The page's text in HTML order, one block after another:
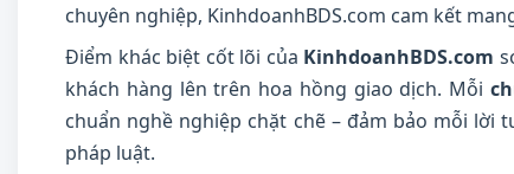
chuyên nghiệp, KinhdoanhBDS.com cam kết
Điểm khác biệt cốt lõi của KinhdoanhBDS.com
khách hàng lên trên hoa hồng giao dịch. Mỗi
chuẩn nghề nghiệp chặt chẽ – đảm bảo mỗi
pháp luật.